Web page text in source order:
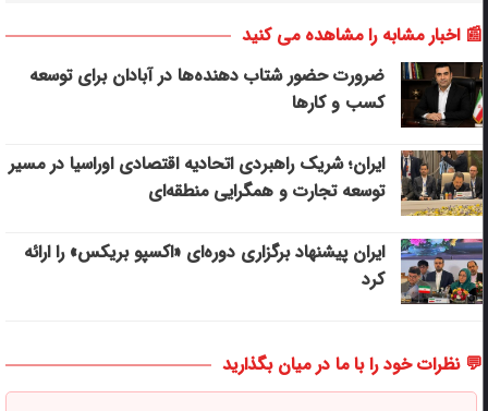
📰 اخبار مشابه را مشاهده می کنید
ضرورت حضور شتاب ‌دهنده‌ها در آبادان برای توسعه
کسب‌ و کارها
ایران؛ شریک راهبردی اتحادیه اقتصادی اوراسیا در مسیر
توسعه تجارت و همگرایی منطقه‌ای
ایران پیشنهاد برگزاری دوره‌ای «اکسپو بریکس» را ارائه
کرد
💬 نظرات خود را با ما در میان بگذارید